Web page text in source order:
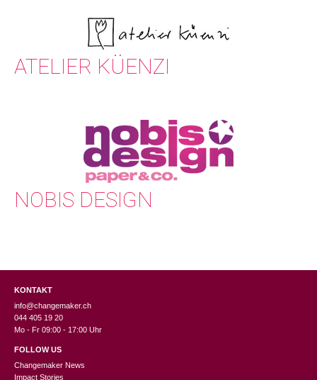
ATELIER KÜENZI
NOBIS DESIGN
KONTAKT
info@changemaker.ch
044 405 19 20
Mo - Fr 09:00 - 17:00 Uhr
FOLLOW US
Changemaker News
Impact Stories